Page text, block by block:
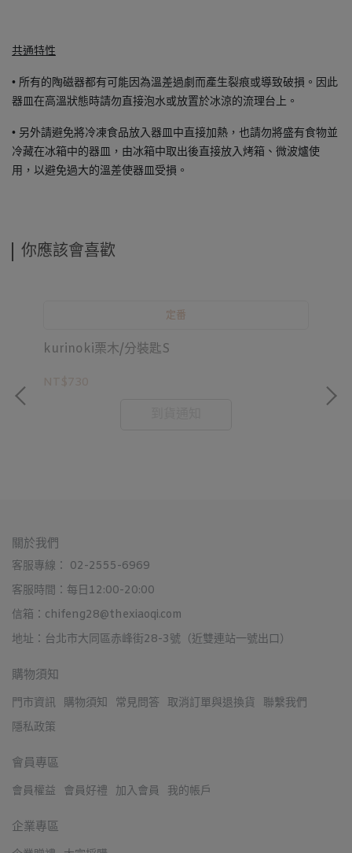
共通特性
• 所有的陶磁器都有可能因為溫差過劇而產生裂痕或導致破損。因此
器皿在高溫狀態時請勿直接泡水或放置於冰涼的流理台上。
• 另外請避免將冷凍食品放入器皿中直接加熱，也請勿將盛有食物並
冷藏在冰箱中的器皿，由冰箱中取出後直接放入烤箱、微波爐使
用，以避免過大的溫差使器皿受損。
你應該會喜歡
定番
kurinoki栗木/分裝匙S
NT$730
關於我們
客服專線： 02-2555-6969
客服時間：每日12:00-20:00
信箱：chifeng28@thexiaoqi.com
地址：台北市大同區赤峰街28-3號（近雙連站一號出口）
購物須知
門市資訊 購物須知 常見問答 取消訂單與退換貨
聯繫我們
隱私政策
會員專區
會員權益 會員好禮 加入會員 我的帳戶
企業專區